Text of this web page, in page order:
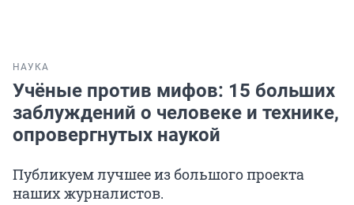
НАУКА
Учёные против мифов: 15 больших
заблуждений о человеке и технике,
опровергнутых наукой
Публикуем лучшее из большого проекта
наших журналистов.